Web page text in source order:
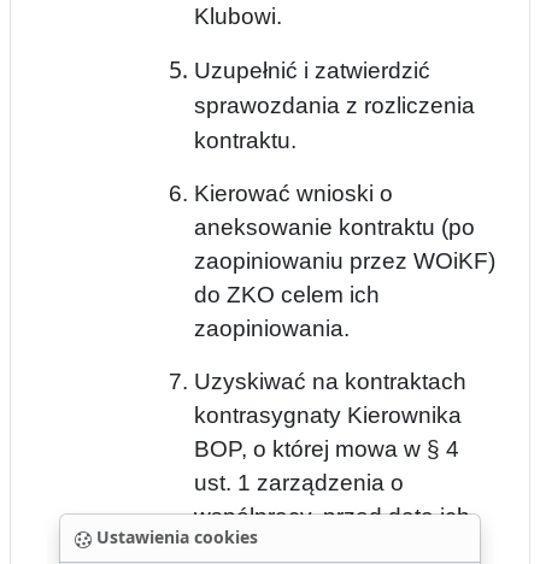
Ustawienia cookies
Klubowi.
Uzupełnić i zatwierdzić
sprawozdania z rozliczenia
kontraktu.
Kierować wnioski o
aneksowanie kontraktu (po
zaopiniowaniu przez WOiKF)
do ZKO celem ich
zaopiniowania.
Uzyskiwać na kontraktach
kontrasygnaty Kierownika
BOP, o której mowa w § 4
ust. 1 zarządzenia o
współpracy, przed datą ich
zawarcia.